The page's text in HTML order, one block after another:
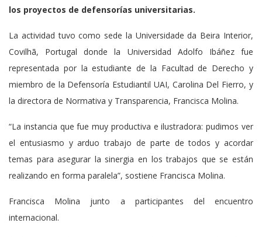
los proyectos de defensorías universitarias.
La actividad tuvo como sede la Universidade da Beira Interior,
Covilhã, Portugal donde la Universidad Adolfo Ibáñez fue
representada por la estudiante de la Facultad de Derecho y
miembro de la Defensoría Estudiantil UAI, Carolina Del Fierro, y
la directora de Normativa y Transparencia, Francisca Molina.
“La instancia que fue muy productiva e ilustradora: pudimos ver
el entusiasmo y arduo trabajo de parte de todos y acordar
temas para asegurar la sinergia en los trabajos que se están
realizando en forma paralela”, sostiene Francisca Molina.
Francisca Molina junto a participantes del encuentro
internacional.